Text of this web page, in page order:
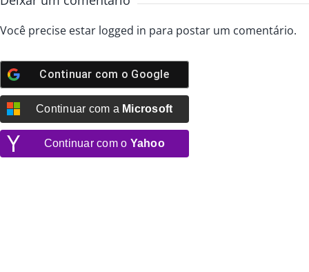
Você precise estar logged in para postar um comentário.
Continuar com o Google
Continuar com a Microsoft
Continuar com o Yahoo